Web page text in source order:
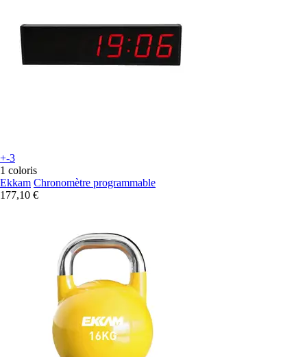
+-3
1 coloris
Ekkam Chronomètre programmable
177,10 €